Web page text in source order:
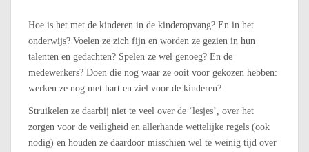
Hoe is het met de kinderen in de kinderopvang? En in het
onderwijs? Voelen ze zich fijn en worden ze gezien in hun
talenten en gedachten? Spelen ze wel genoeg? En de
medewerkers? Doen die nog waar ze ooit voor gekozen hebben:
werken ze nog met hart en ziel voor de kinderen?
Struikelen ze daarbij niet te veel over de ‘lesjes’, over het
zorgen voor de veiligheid en allerhande wettelijke regels (ook
nodig) en houden ze daardoor misschien wel te weinig tijd over